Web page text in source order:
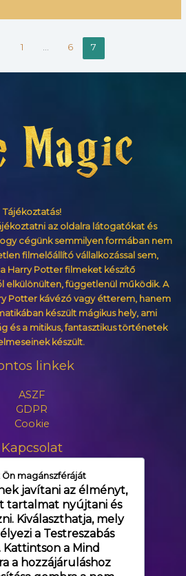
1 6 7
Tájékoztatás!
az oldalra látogatókat és
cégünk semmilyen formában nem
filmelőállító vállalkozással sem,
Harry Potter filmeket készítő
elkülönülten, függetlenül működik. A
Potter kávézó vagy étterem, hanem
készült mágikus hely, ami
és a mitikus, fantasztikus történetek
készült.
linkek
ASZF
GDPR
Cookie
Kapcsolat
606 6109
Hajós utca 25.
magánszféráját
javítani az élményt,
tartalmat nyújtani és
Kiválaszthatja, mely
a Testreszabás
a Mind
a hozzájáruláshoz